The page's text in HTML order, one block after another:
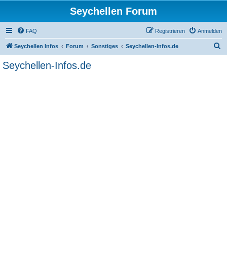
Seychellen Forum
FAQ Anmelden
Registrieren
Seychellen Infos Forum Sonstiges Seychellen-Infos.de
Seychellen-Infos.de